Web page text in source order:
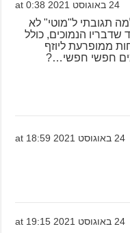
24 באוגוסט 2021 at 0:38
תגובתי ל"מוטי" לא
הנמוכים, כולל
ממופרעת ליוזף
חפשי חפשי…?
24 באוגוסט 2021 at 18:59
24 באוגוסט 2021 at 19:15